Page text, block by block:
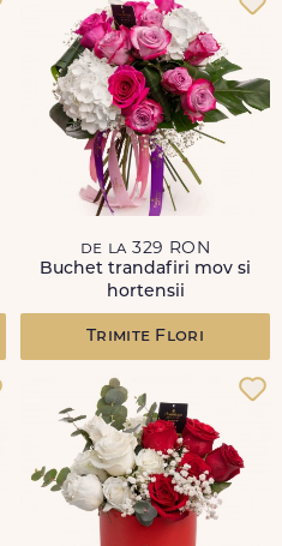
de la 329 RON
Buchet trandafiri mov si
hortensii
Trimite Flori